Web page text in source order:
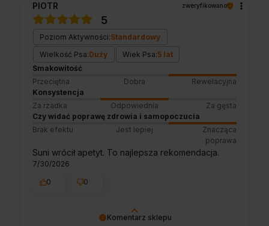
klientów jak Ty. Z pozdrowieniami, obsługa
sklepu.
Komentarz sklepu
PIOTR zweryfikowano
5
Poziom Aktywności:Standardowy
Wielkość Psa:Duży Wiek Psa:5 lat
Smakowitość
Przeciętna
Dobra
Rewelacyjna
Konsystencja
Za rzadka
Odpowiednia
Za gęsta
Czy widać poprawę zdrowia i samopoczucia
Brak efektu
Jest lepiej
Znacząca
poprawa
Suni wrócił apetyt. To najlepsza rekomendacja.
7/30/2026
0
0